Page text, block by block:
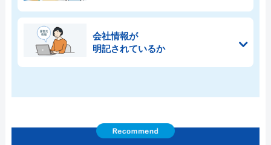
会社情報が
明記されているか